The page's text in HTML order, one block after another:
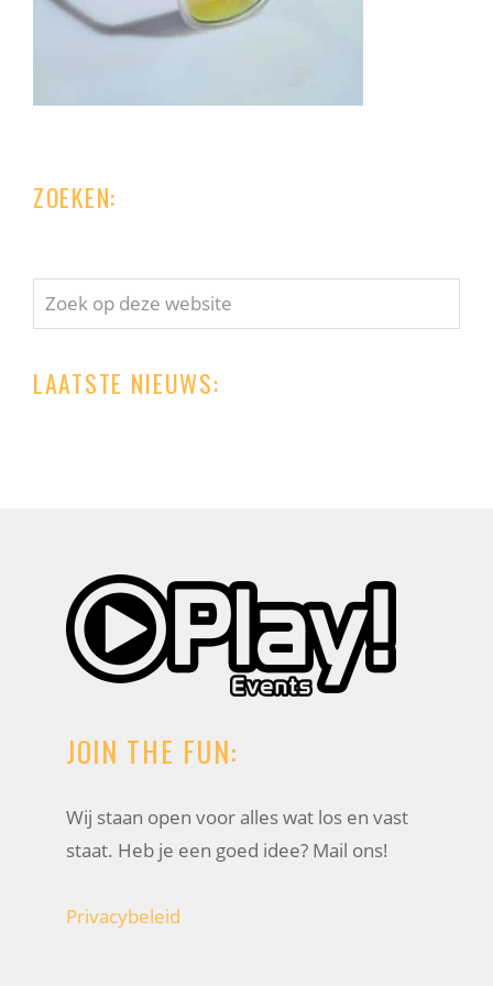
ZOEKEN:
Zoek
op
website
LAATSTE NIEUWS:
JOIN THE FUN:
Wij staan open voor alles wat los en vast
staat. Heb je een goed idee? Mail ons!
Privacybeleid